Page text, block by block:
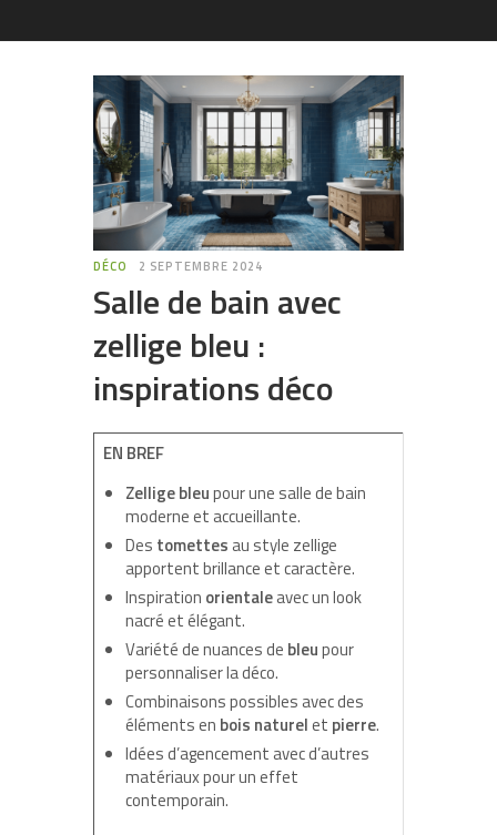
DÉCO 2 SEPTEMBRE 2024
Salle de bain avec
zellige bleu :
inspirations déco
EN BREF
Zellige bleupour une salle de bain
moderne et accueillante.
Des tomettes au style zellige
apportent brillance et caractère.
Inspiration orientaleavec un look
nacré et élégant.
Variété de nuances de bleupour
personnaliser la déco.
Combinaisons possibles avec des
éléments en bois naturelet pierre.
Idées d’agencement avec d’autres
matériaux pour un effet
contemporain.